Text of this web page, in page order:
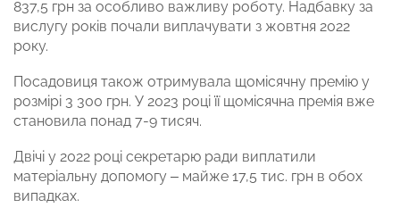
837,5 грн за особливо важливу роботу. Надбавку за
вислугу років почали виплачувати з жовтня 2022
року.
Посадовиця також отримувала щомісячну премію у
розмірі 3 300 грн. У 2023 році її щомісячна премія вже
становила понад 7-9 тисяч.
Двічі у 2022 році секретарю ради виплатили
матеріальну допомогу – майже 17,5 тис. грн в обох
випадках.